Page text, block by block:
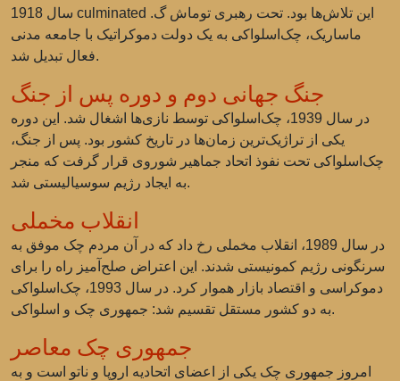
سال 1918 culminated این تلاش‌ها بود. تحت رهبری توماش گ.
ماساریک، چک‌اسلواکی به یک دولت دموکراتیک با جامعه مدنی
فعال تبدیل شد.
جنگ جهانی دوم و دوره پس از جنگ
در سال 1939، چک‌اسلواکی توسط نازی‌ها اشغال شد. این دوره
یکی از تراژیک‌ترین زمان‌ها در تاریخ کشور بود. پس از جنگ،
چک‌اسلواکی تحت نفوذ اتحاد جماهیر شوروی قرار گرفت که منجر
به ایجاد رژیم سوسیالیستی شد.
انقلاب مخملی
در سال 1989، انقلاب مخملی رخ داد که در آن مردم چک موفق به
سرنگونی رژیم کمونیستی شدند. این اعتراض صلح‌آمیز راه را برای
دموکراسی و اقتصاد بازار هموار کرد. در سال 1993، چک‌اسلواکی
به دو کشور مستقل تقسیم شد: جمهوری چک و اسلواکی.
جمهوری چک معاصر
امروز جمهوری چک یکی از اعضای اتحادیه اروپا و ناتو است و به